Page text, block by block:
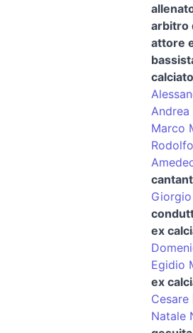
arbitro
attore
Marco
Giorgio
ex
Egidio
ex
Cesare
Natale